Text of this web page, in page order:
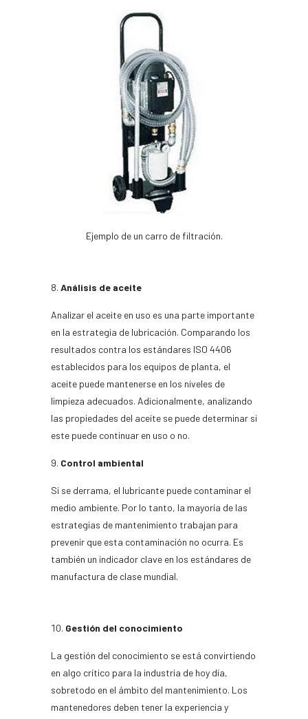
Ejemplo de un carro de filtración.
Análisis de aceite
Analizar el aceite en uso es una parte importante
en la estrategia de lubricación. Comparando los
resultados contra los estándares ISO 4406
establecidos para los equipos de planta, el
aceite puede mantenerse en los niveles de
limpieza adecuados. Adicionalmente, analizando
las propiedades del aceite se puede determinar si
este puede continuar en uso o no.
Control ambiental
Si se derrama, el lubricante puede contaminar el
medio ambiente. Por lo tanto, la mayoría de las
estrategias de mantenimiento trabajan para
prevenir que esta contaminación no ocurra. Es
también un indicador clave en los estándares de
manufactura de clase mundial.
Gestión del conocimiento
La gestión del conocimiento se está convirtiendo
en algo crítico para la industria de hoy día,
sobretodo en el ámbito del mantenimiento. Los
mantenedores deben tener la experiencia y